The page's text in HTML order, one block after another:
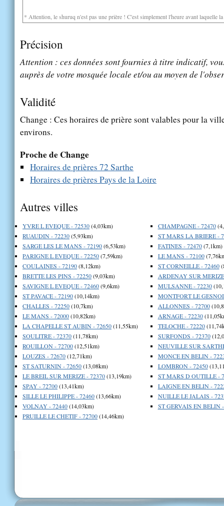
* Attention, le shuruq n'est pas une prière ! C'est simplement l'heure avant laquelle
Précision
Attention : ces données sont fournies à titre indicatif,
auprès de votre mosquée locale et/ou au moyen de
Validité
Change : Ces horaires de prière sont valables pour la
environs.
Proche de Change
Horaires de prières 72 Sarthe
Horaires de prières Pays de la Loire
Autres villes
YVRE L EVEQUE - 72530(4,03km)
RUAUDIN - 72230(5,93km)
SARGE LES LE MANS - 72190(6,53km)
PARIGNE L EVEQUE - 72250(7,59km)
COULAINES - 72190(8,12km)
BRETTE LES PINS - 72250(9,03km)
SAVIGNE L EVEQUE - 72460(9,6km)
ST PAVACE - 72190(10,14km)
CHALLES - 72250(10,7km)
LE MANS - 72000(10,82km)
LA CHAPELLE ST AUBIN - 72650(11,55km)
SOULITRE - 72370(11,78km)
ROUILLON - 72700(12,51km)
LOUZES - 72670(12,71km)
ST SATURNIN - 72650(13,08km)
LE BREIL SUR MERIZE - 72370(13,19km)
SPAY - 72700(13,41km)
SILLE LE PHILIPPE - 72460(13,66km)
VOLNAY - 72440(14,03km)
PRUILLE LE CHETIF - 72700(14,46km)
CHAMPAGNE - 72470
ST MARS LA BRIERE -
FATINES - 72470(7,1km)
LE MANS - 72100
ST CORNEILLE - 72460
ARDENAY SUR
MULSANNE - 72230
MONTFORT LE
ALLONNES - 72700
ARNAGE - 72230
TELOCHE - 72220
SURFONDS - 72370
NEUVILLE SUR
MONCE EN BELIN -
LOMBRON - 72450
ST MARS D OUTILLE -
LAIGNE EN BELIN -
NUILLE LE JALAIS -
ST GERVAIS EN BELIN